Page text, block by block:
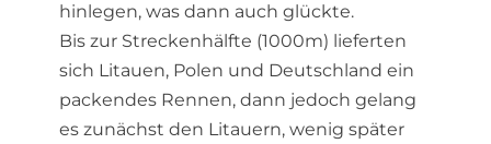
hinlegen, was dann auch glückte.
Bis zur Streckenhälfte (1000m) lieferten
sich Litauen, Polen und Deutschland ein
packendes Rennen, dann jedoch gelang
es zunächst den Litauern, wenig später